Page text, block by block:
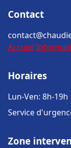
Contact
Accueil
Horaires
Lun-Ven: 8h-19h
Service
Zone